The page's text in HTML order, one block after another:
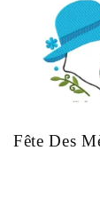
Fête Des